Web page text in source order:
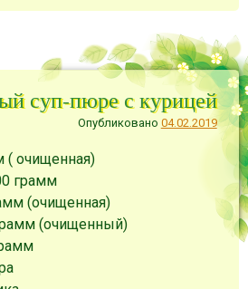
суп-пюре с курицей
Опубликовано 04.02.2019
( очищенная)
грамм
(очищенная)
(очищенный)